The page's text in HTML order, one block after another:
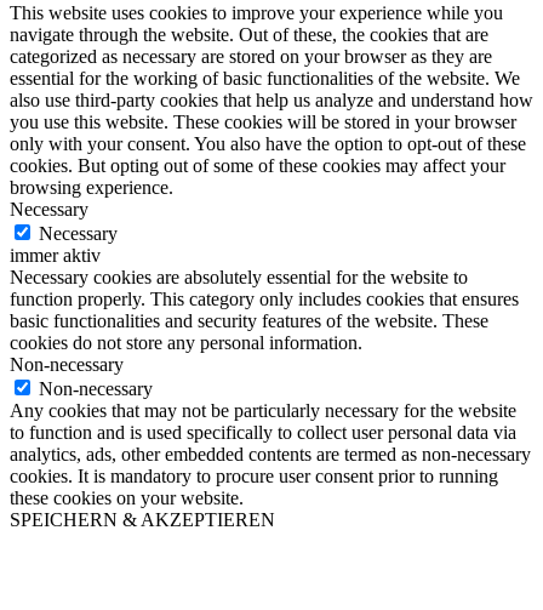
This website uses cookies to improve your experience while you
navigate through the website. Out of these, the cookies that are
categorized as necessary are stored on your browser as they are
essential for the working of basic functionalities of the website. We
also use third-party cookies that help us analyze and understand how
you use this website. These cookies will be stored in your browser
only with your consent. You also have the option to opt-out of these
cookies. But opting out of some of these cookies may affect your
browsing experience.
Necessary
Necessary
immer aktiv
Necessary cookies are absolutely essential for the website to
function properly. This category only includes cookies that ensures
basic functionalities and security features of the website. These
cookies do not store any personal information.
Non-necessary
Non-necessary
Any cookies that may not be particularly necessary for the website
to function and is used specifically to collect user personal data via
analytics, ads, other embedded contents are termed as non-necessary
cookies. It is mandatory to procure user consent prior to running
these cookies on your website.
SPEICHERN & AKZEPTIEREN